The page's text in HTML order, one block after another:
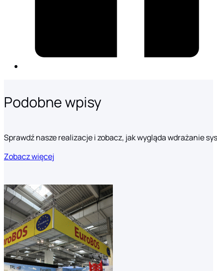
Podobne wpisy
Sprawdź nasze realizacje i zobacz, jak wygląda wdrażanie
Zobacz więcej